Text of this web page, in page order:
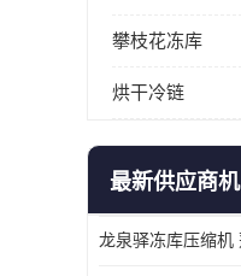
攀枝花冻库
烘干冷链
最新供应商机